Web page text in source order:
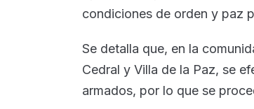
condiciones de orden y paz
Se detalla que, en la
Cedral y Villa de la Paz, se
armados, por lo que se